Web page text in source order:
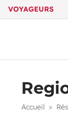
VOYAGEURS
Accueil